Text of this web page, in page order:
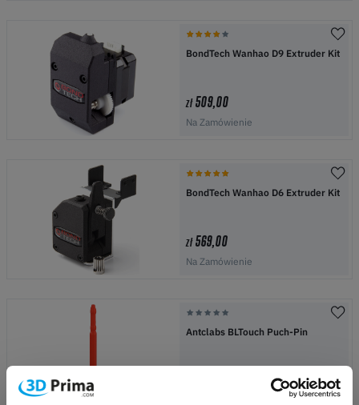
BondTech Wanhao D9 Extruder Kit
zł509,00
Na Zamówienie
BondTech Wanhao D6 Extruder Kit
zł569,00
Na Zamówienie
Antclabs BLTouch Puch-Pin
Oczekiwanie na dostawę